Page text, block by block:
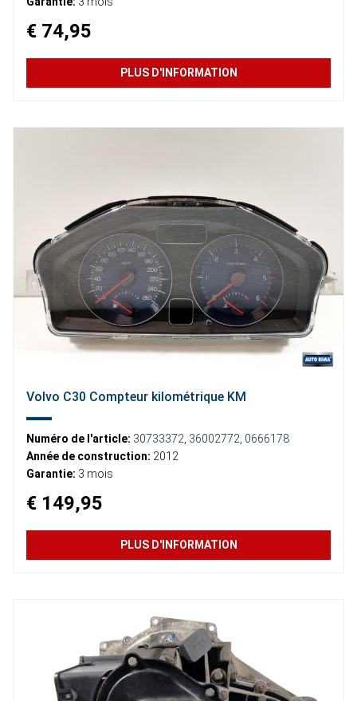
€ 74,95
PLUS D'INFORMATION
Volvo C30 Compteur kilométrique KM
Numéro de l'article: 30733372 36002772 0666178
Année de construction: 2012
Garantie: 3 mois
€ 149,95
PLUS D'INFORMATION